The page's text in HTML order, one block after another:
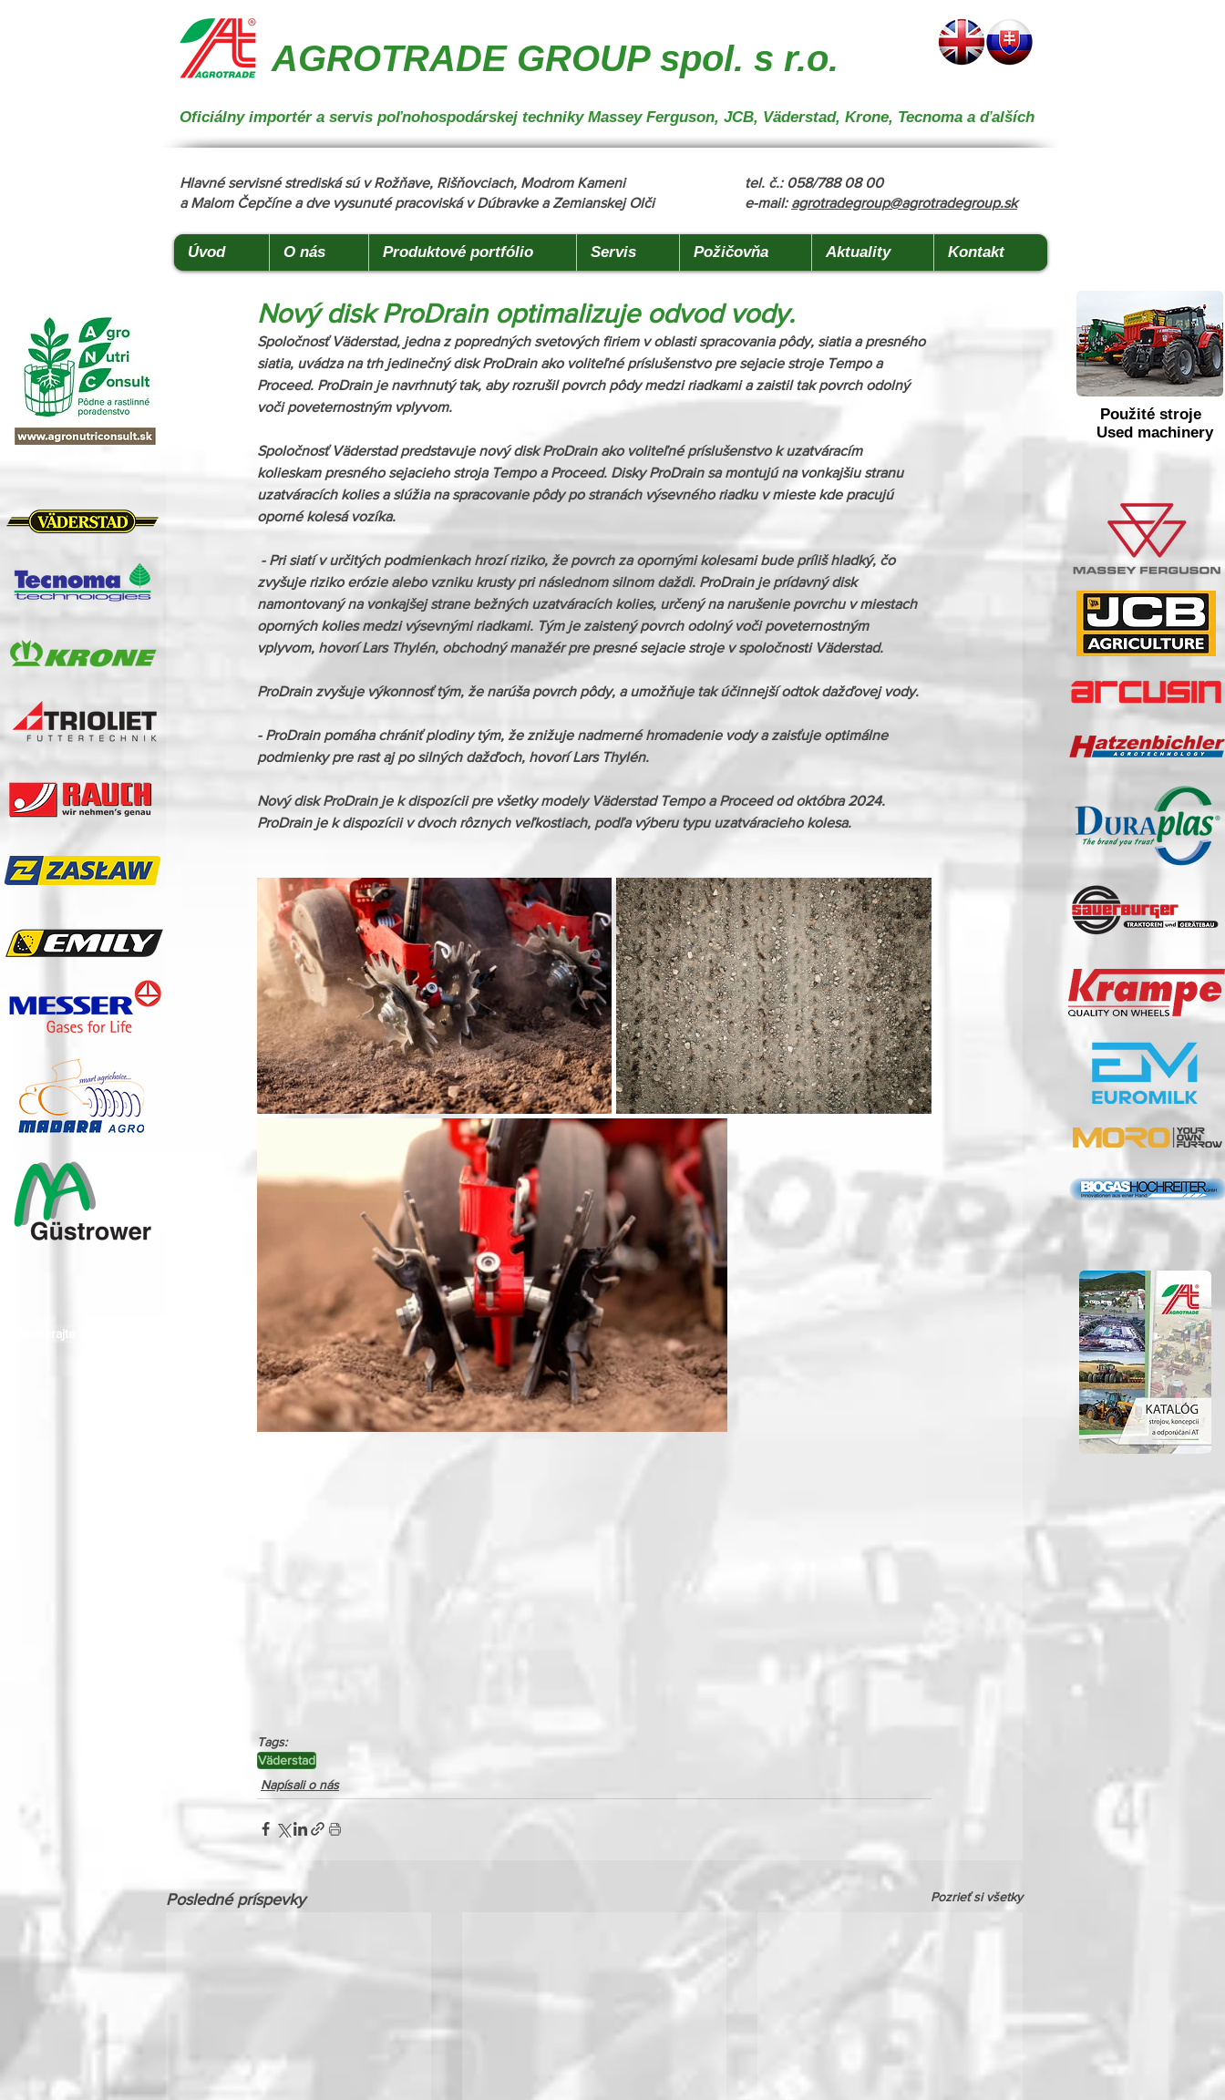
AGROTRADE GROUP spol. s r.o.
Oficiálny importér a servis poľnohospodárskej techniky Massey Ferguson, JCB, Väderstad, Krone, Tecnoma a ďalších
Hlavné servisné strediská sú v Rožňave, Rišňovciach, Modrom Kameni
a Malom Čepčíne a dve vysunuté pracoviská v Dúbravke a Zemianskej Olči
tel. č.: 058/788 08 00
e-mail: agrotradegroup@agrotradegroup.sk
Úvod O nás Produktové portfólio Servis Požičovňa Aktuality Kontakt
Nový disk ProDrain optimalizuje odvod vody.
Spoločnosť Väderstad, jedna z popredných svetových firiem v oblasti spracovania pôdy, siatia a presného
siatia, uvádza na trh jedinečný disk ProDrain ako voliteľné príslušenstvo pre sejacie stroje Tempo a
Proceed. ProDrain je navrhnutý tak, aby rozrušil povrch pôdy medzi riadkami a zaistil tak povrch odolný
voči poveternostným vplyvom.
Spoločnosť Väderstad predstavuje nový disk ProDrain ako voliteľné príslušenstvo k uzatváracím
kolieskam presného sejacieho stroja Tempo a Proceed. Disky ProDrain sa montujú na vonkajšiu stranu
uzatváracích kolies a slúžia na spracovanie pôdy po stranách výsevného riadku v mieste kde pracujú
oporné kolesá vozíka.
- Pri siatí v určitých podmienkach hrozí riziko, že povrch za opornými kolesami bude príliš hladký, čo
zvyšuje riziko erózie alebo vzniku krusty pri následnom silnom daždi. ProDrain je prídavný disk
namontovaný na vonkajšej strane bežných uzatváracích kolies, určený na narušenie povrchu v miestach
oporných kolies medzi výsevnými riadkami. Tým je zaistený povrch odolný voči poveternostným
vplyvom, hovorí Lars Thylén, obchodný manažér pre presné sejacie stroje v spoločnosti Väderstad.
ProDrain zvyšuje výkonnosť tým, že narúša povrch pôdy, a umožňuje tak účinnejší odtok dažďovej vody.
- ProDrain pomáha chrániť plodiny tým, že znižuje nadmerné hromadenie vody a zaisťuje optimálne
podmienky pre rast aj po silných dažďoch, hovorí Lars Thylén.
Nový disk ProDrain je k dispozícii pre všetky modely Väderstad Tempo a Proceed od októbra 2024.
ProDrain je k dispozícii v dvoch rôznych veľkostiach, podľa výberu typu uzatváracieho kolesa.
Tags:
Väderstad
Napísali o nás
Posledné príspevky Pozrieť si všetky
Použité stroje
Used machinery
Odoberajte naše novinky